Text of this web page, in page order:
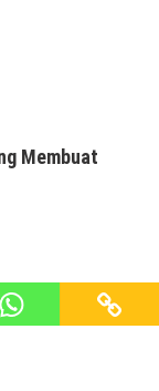
Membuat